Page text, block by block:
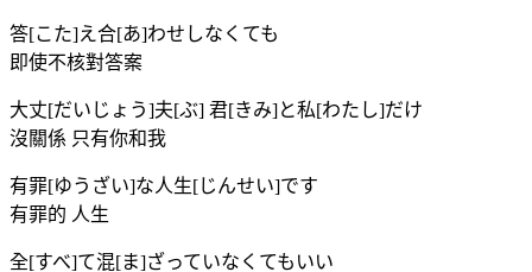
答[こた]え合[あ]わせしなくても
即使不核對答案
大丈[だいじょう]夫[ぶ] 君[きみ]と私[わたし]だけ
沒關係 只有你和我
有罪[ゆうざい]な人生[じんせい]です
有罪的 人生
全[すべ]て混[ま]ざっていなくてもいい